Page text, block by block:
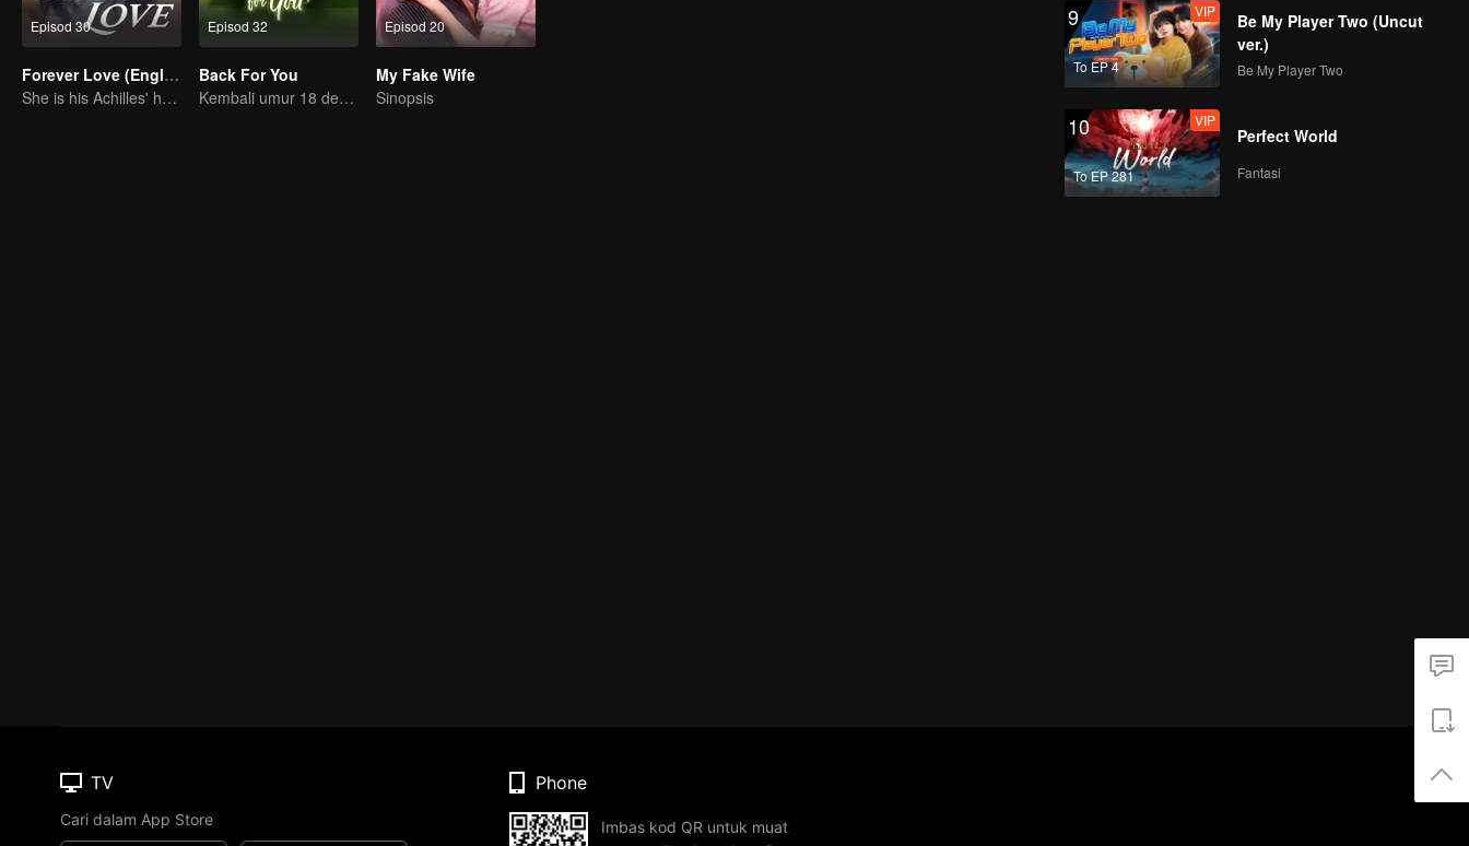
Episod 30
Forever Love (English Ver.)
She is his Achilles' heel and his armor
Episod 32
Back For You
Kembali umur 18 demi menyelamatkan cinta pertama!
Episod 20
My Fake Wife
Sinopsis
9
To EP 4
VIP
Be My Player Two (Uncut
ver.)
Be My Player Two
10
To EP 281
VIP
Perfect World
Fantasi
TV
Cari dalam App Store
Phone
Imbas kod QR untuk muat